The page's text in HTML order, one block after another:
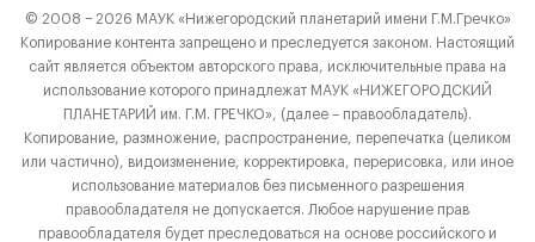
© 2008 − 2026 МАУК «Нижегородский планетарий имени Г.М.Гречко»
Копирование контента запрещено и преследуется законом. Настоящий
сайт является объектом авторского права, исключительные права на
использование которого принадлежат МАУК «НИЖЕГОРОДСКИЙ
ПЛАНЕТАРИЙ им. Г.М. ГРЕЧКО», (далее – правообладатель).
Копирование, размножение, распространение, перепечатка (целиком
или частично), видоизменение, корректировка, перерисовка, или иное
использование материалов без письменного разрешения
правообладателя не допускается. Любое нарушение прав
правообладателя будет преследоваться на основе российского и